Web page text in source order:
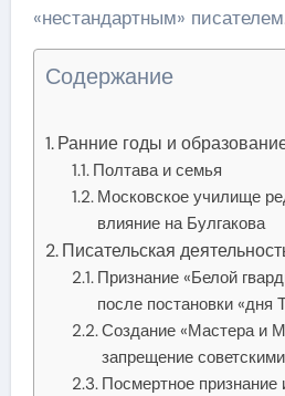
«нестандартным»
Содержание
Ранние годы и
Полтава и семья
Московское училище
влияние на Булгакова
Писательская
Признание «Белой
после постановки «дня
Создание «Мастера и
запрещение
Посмертное признание